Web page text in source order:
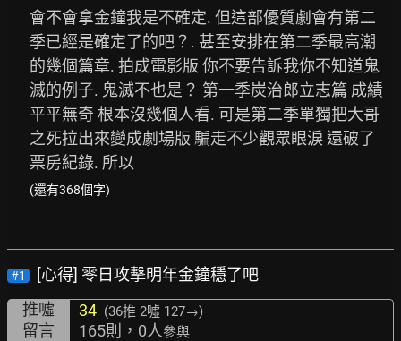
會不會拿金鐘我是不確定. 但這部優質劇會有第二
季已經是確定了的吧？. 甚至安排在第二季最高潮
的幾個篇章. 拍成電影版 你不要告訴我你不知道鬼
滅的例子. 鬼滅不也是？ 第一季炭治郎立志篇 成績
平平無奇 根本沒幾個人看. 可是第二季單獨把大哥
之死拉出來變成劇場版 騙走不少觀眾眼淚 還破了
票房紀錄. 所以
(還有368個字)
#1
[心得] 零日攻擊明年金鐘穩了吧
推噓
34 (36推 2噓 127→)
留言 165則，0人參與